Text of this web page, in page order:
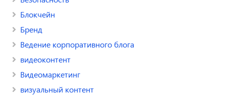
Блокчейн
Бренд
Ведение корпоративного блога
видеоконтент
Видеомаркетинг
визуальный контент